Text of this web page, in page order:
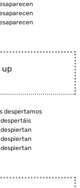
up
despertamos